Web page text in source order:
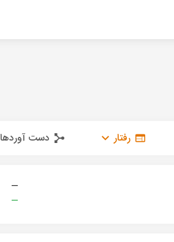
رفتار دست آوردها
—
—